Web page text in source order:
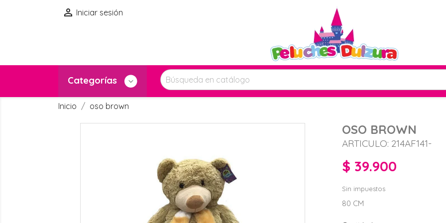
 Iniciar sesión
Categorías
Inicio oso brown
OSO BROWN
ARTICULO: 214AF141-
$ 39.900
Sin impuestos
80 CM